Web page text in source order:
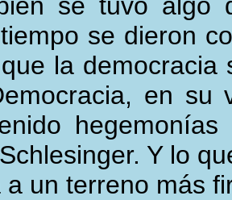
se dieron
la
en su
hegemonías
Y lo
a un terreno más